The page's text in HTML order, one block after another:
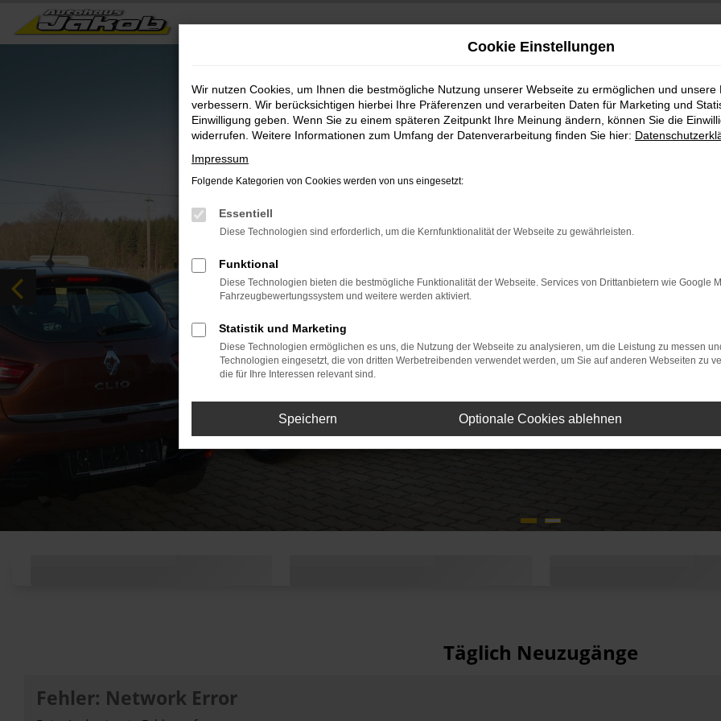
Zum
Hauptinhalt
+ Top Vergütung
Täglich Neuzugänge
Fehler: Network Error
Cookie Einstellungen
Wir nutzen Cookies, um Ihnen die bestmögliche Nutzung unserer Webseite zu ermöglichen und unsere
verbessern. Wir berücksichtigen hierbei Ihre Präferenzen und verarbeiten Daten für Marketing und
Einwilligung geben. Wenn Sie zu einem späteren Zeitpunkt Ihre Meinung ändern, können Sie die
widerrufen. Weitere Informationen zum Umfang der Datenverarbeitung finden Sie hier:
Impressum
Folgende Kategorien von Cookies werden von uns eingesetzt:
Essentiell
Diese Technologien sind erforderlich, um die Kernfunktionalität der Webseite zu gewährleisten.
Funktional
Diese Technologien bieten die bestmögliche Funktionalität der Webseite. Services von Drittanbietern wie Google
Fahrzeugbewertungssystem und weitere werden aktiviert.
Statistik und Marketing
Diese Technologien ermöglichen es uns, die Nutzung der Webseite zu analysieren, um die Leistung zu messen
Technologien eingesetzt, die von dritten Werbetreibenden verwendet werden, um Sie auf anderen Webseiten zu
die für Ihre Interessen relevant sind.
Speichern Optionale Cookies ablehnen